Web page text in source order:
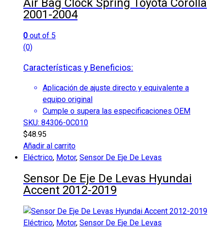
Air Bag Clock Spring Toyota Corolla
2001-2004
0 out of 5
(0)
Características y Beneficios:
Aplicación de ajuste directo y equivalente a
equipo original
Cumple o supera las especificaciones OEM
SKU: 84306-0C010
$48.95
Añadir al carrito
Eléctrico, Motor, Sensor De Eje De Levas
Sensor De Eje De Levas Hyundai
Accent 2012-2019
Eléctrico, Motor, Sensor De Eje De Levas